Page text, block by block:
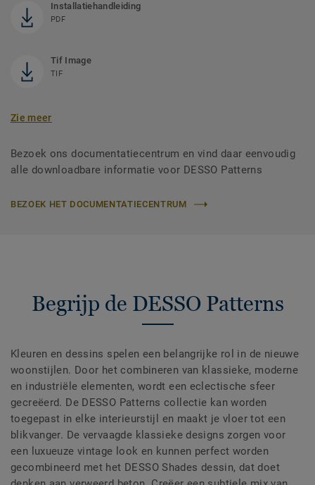
Installatiehandleiding
PDF
Tif Image
TIF
Zie meer
Bezoek ons documentatiecentrum en vind daar eenvoudig
alle downloadbare informatie voor DESSO Patterns
BEZOEK HET DOCUMENTATIECENTRUM
Begrijp de DESSO Patterns
Kleuren en dessins spelen een belangrijke rol in de nieuwe
woonstijlen. Door het combineren van klassieke, moderne
en industriële elementen, wordt een eclectische sfeer
gecreëerd. De DESSO Patterns collectie kan worden
toegepast in elke interieurstijl en maakt je vloer tot een
blikvanger. De vervaagde klassieke designs zorgen voor
een luxueuze vintage look en kunnen perfect worden
gecombineerd met het DESSO Shades dessin, dat doet